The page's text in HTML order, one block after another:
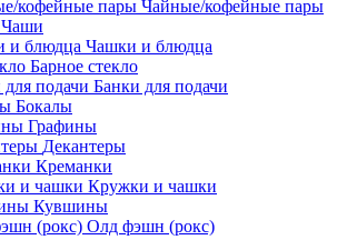
Чайные/кофейные пары
Чаши
Чашки и блюдца
Барное стекло
Банки для подачи
Бокалы
Графины
Декантеры
Креманки
Кружки и чашки
Кувшины
Олд фэшн (рокс)